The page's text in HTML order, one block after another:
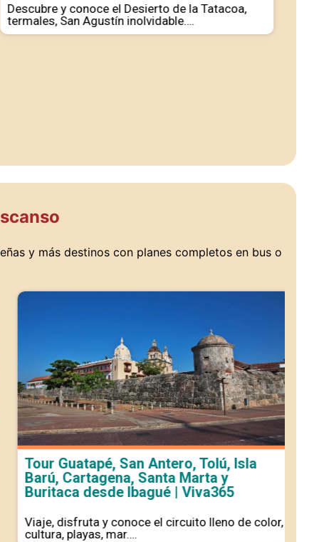
Descubre y conoce el Desierto de la Tatacoa,
termales, San Agustín inolvidable….
y más destinos con planes completos en bus o
Tour Guatapé, San Antero, Tolú, Isla
Barú, Cartagena, Santa Marta y
Buritaca desde Ibagué | Viva365
Viaje, disfruta y conoce el circuito lleno de color,
cultura, playas, mar….